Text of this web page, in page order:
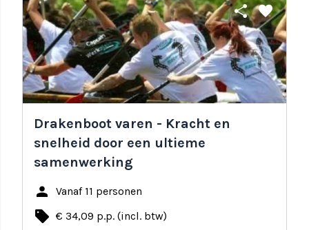
share favorite
Drakenboot varen - Kracht en
snelheid door een ultieme
samenwerking
person Vanaf 11 personen
local_offer € 34,09 p.p. (incl. btw)